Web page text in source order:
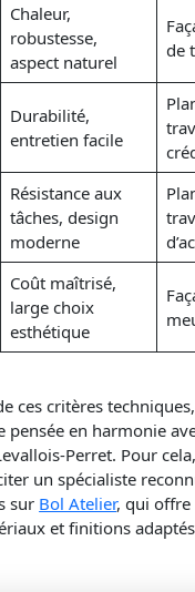
Chaleur,
robustesse,
aspect naturel
de
Durabilité,
entretien facile
Résistance aux
tâches, design
moderne
Coût maîtrisé,
large choix
esthétique
ces critères
pensée en harmonie
Perret. Pour
un spécialiste
sur Bol Atelier, qui offre
et finitions